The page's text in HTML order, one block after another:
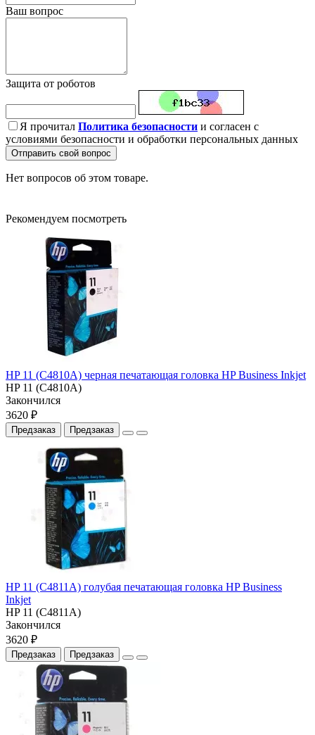
Ваш вопрос
Защита от роботов
Я прочитал Политика безопасности и согласен с
условиями безопасности и обработки персональных данных
Отправить свой вопрос
Нет вопросов об этом товаре.
Рекомендуем посмотреть
HP 11 (C4810A) черная печатающая головка HP Business Inkjet
HP 11 (C4810A)
Закончился
3620 ₽
Предзаказ Предзаказ
HP 11 (C4811A) голубая печатающая головка HP Business
Inkjet
HP 11 (C4811A)
Закончился
3620 ₽
Предзаказ Предзаказ